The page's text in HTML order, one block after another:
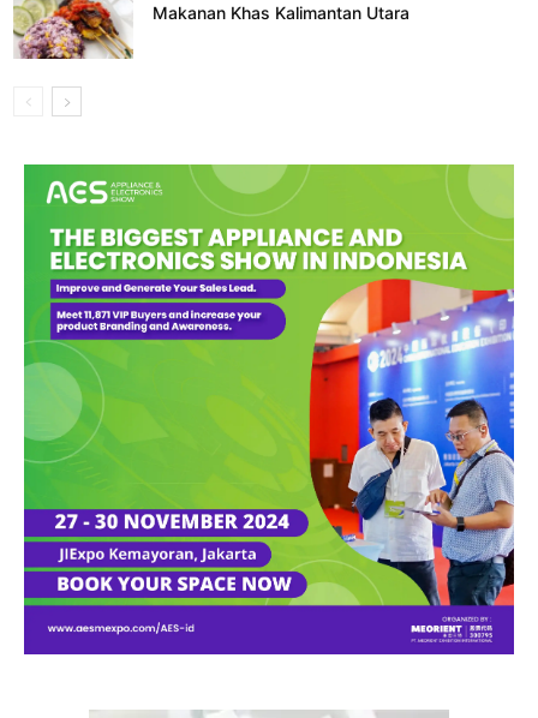
Makanan Khas Kalimantan Utara